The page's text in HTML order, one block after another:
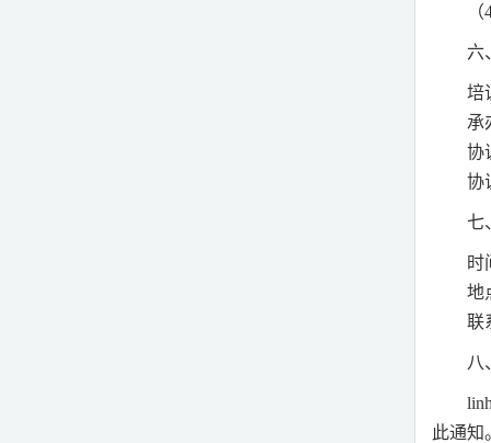
（
六
培
承
协
协
七
时
地
联
八
此通知